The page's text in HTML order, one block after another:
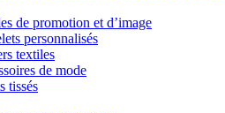
de promotion et d’image
personnalisés
textiles
de mode
tissés